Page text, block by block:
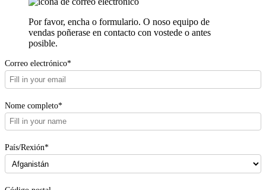
Por favor, encha o formulario. O noso equipo de
vendas poñerase en contacto con vostede o antes
posible.
Correo electrónico*
Nome completo*
País/Rexión*